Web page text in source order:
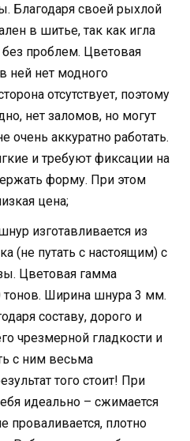
Благодаря своей рыхлой
в шитье, так как игла
без проблем. Цветовая
ней нет модного
отсутствует, поэтому
нет заломов, но могут
очень аккуратно работать.
и требуют фиксации на
форму. При этом
цена;
изготавливается из
(не путать с настоящим) с
Цветовая гамма
тонов. Ширина шнура 3 мм.
составу, дорого и
чрезмерной гладкости и
с ним весьма
того стоит! При
идеально – сжимается
проваливается, плотно